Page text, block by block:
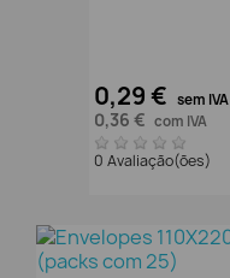
0,29 € sem IVA
0,36 € com IVA
0 Avaliação(ões)